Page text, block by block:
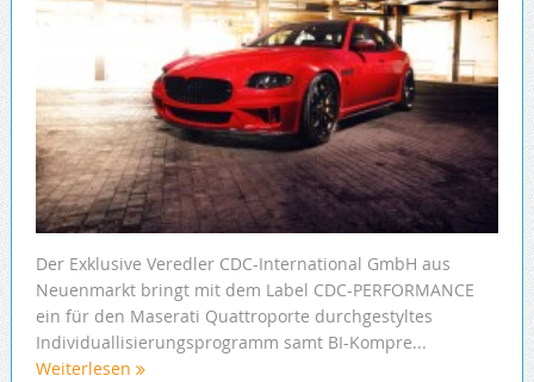
Der Exklusive Veredler CDC-International GmbH aus
Neuenmarkt bringt mit dem Label CDC-PERFORMANCE
ein für den Maserati Quattroporte durchgestyltes
Individuallisierungsprogramm samt BI-Kompre...
Weiterlesen